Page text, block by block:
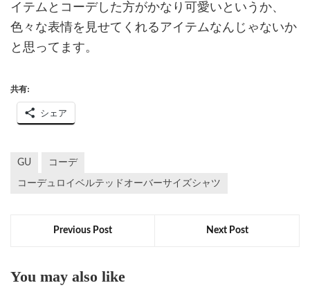
イテムとコーデした方がかなり可愛いというか、
色々な表情を見せてくれるアイテムなんじゃないか
と思ってます。
共有:
シェア
GU コーデ
コーデュロイベルテッドオーバーサイズシャツ
Previous Post Next Post
You may also like